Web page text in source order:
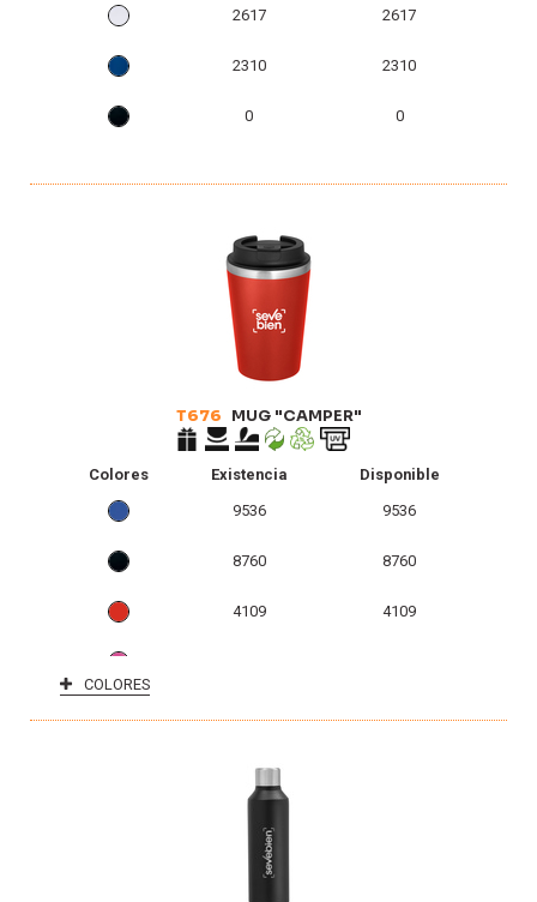
2617 2617
2310 2310
0 0
T676 MUG "CAMPER"
Colores Existencia
Disponible
9536
9536
8760 8760
4109 4109
COLORES